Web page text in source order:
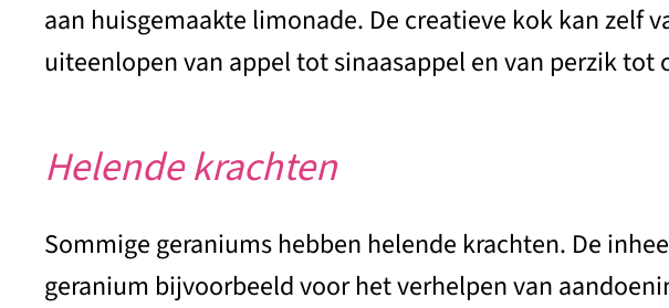
aan huisgemaakte limonade. De creatieve kok kan zelf
uiteenlopen van appel tot sinaasappel en van perzik tot
Helende krachten
Sommige geraniums hebben helende krachten. De
geranium bijvoorbeeld voor het verhelpen van